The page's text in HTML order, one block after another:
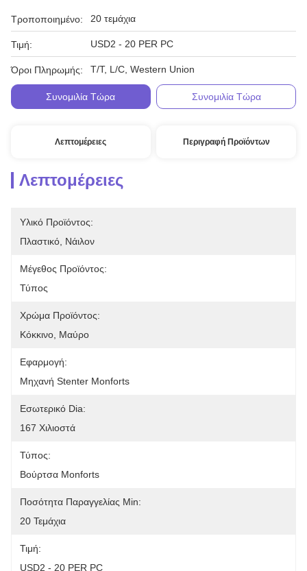
Τροποποιημένο: 20 τεμάχια
Τιμή: USD2 - 20 PER PC
Όροι Πληρωμής: T/T, L/C, Western Union
Συνομιλία Τώρα Συνομιλία Τώρα
Λεπτομέρειες Περιγραφή Προϊόντων
Λεπτομέρειες
Υλικό Προϊόντος:
Πλαστικό, Νάιλον
Μέγεθος Προϊόντος:
Τύπος
Χρώμα Προϊόντος:
Κόκκινο, Μαύρο
Εφαρμογή:
Μηχανή Stenter Monforts
Εσωτερικό Dia:
167 Χιλιοστά
Τύπος:
Βούρτσα Monforts
Ποσότητα Παραγγελίας Min:
20 Τεμάχια
Τιμή:
USD2 - 20 PER PC